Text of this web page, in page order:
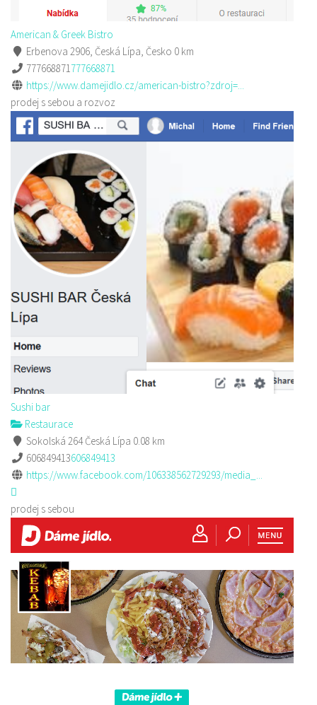
American & Greek Bistro
Erbenova 2906, Česká Lípa, Česko 0 km
777668871777668871
https://www.damejidlo.cz/american-bistro?zdroj=...
prodej s sebou a rozvoz
Sushi bar
Restaurace
Sokolská 264 Česká Lípa 0.08 km
606849413606849413
https://www.facebook.com/106338562729293/media_...
prodej s sebou